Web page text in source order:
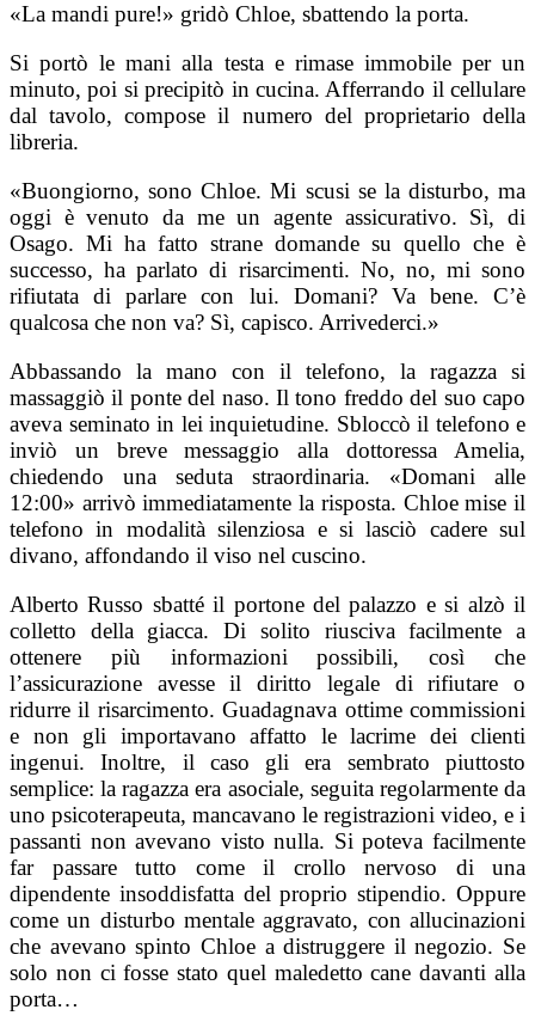
«La mandi pure!» gridò Chloe, sbattendo la porta.
Si portò le mani alla testa e rimase immobile per un
minuto, poi si precipitò in cucina. Afferrando il cellulare
dal tavolo, compose il numero del proprietario della
libreria.
«Buongiorno, sono Chloe. Mi scusi se la disturbo, ma
oggi è venuto da me un agente assicurativo. Sì, di
Osago. Mi ha fatto strane domande su quello che è
successo, ha parlato di risarcimenti. No, no, mi sono
rifiutata di parlare con lui. Domani? Va bene. C’è
qualcosa che non va? Sì, capisco. Arrivederci.»
Abbassando la mano con il telefono, la ragazza si
massaggiò il ponte del naso. Il tono freddo del suo capo
aveva seminato in lei inquietudine. Sbloccò il telefono e
inviò un breve messaggio alla dottoressa Amelia,
chiedendo una seduta straordinaria. «Domani alle
12:00» arrivò immediatamente la risposta. Chloe mise il
telefono in modalità silenziosa e si lasciò cadere sul
divano, affondando il viso nel cuscino.
Alberto Russo sbatté il portone del palazzo e si alzò il
colletto della giacca. Di solito riusciva facilmente a
ottenere più informazioni possibili, così che
l’assicurazione avesse il diritto legale di rifiutare o
ridurre il risarcimento. Guadagnava ottime commissioni
e non gli importavano affatto le lacrime dei clienti
ingenui. Inoltre, il caso gli era sembrato piuttosto
semplice: la ragazza era asociale, seguita regolarmente da
uno psicoterapeuta, mancavano le registrazioni video, e i
passanti non avevano visto nulla. Si poteva facilmente
far passare tutto come il crollo nervoso di una
dipendente insoddisfatta del proprio stipendio. Oppure
come un disturbo mentale aggravato, con allucinazioni
che avevano spinto Chloe a distruggere il negozio. Se
solo non ci fosse stato quel maledetto cane davanti alla
porta…